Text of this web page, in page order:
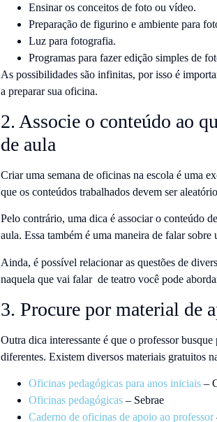
Ensinar os conceitos de foto ou vídeo.
Preparação de figurino e ambiente para
Luz para fotografia.
Programas para fazer edição simples de
As possibilidades são infinitas, por isso é
a preparar sua oficina.
2. Associe o conteúdo ao
de aula
Criar uma semana de oficinas na escola é uma
que os conteúdos trabalhados devem ser
Pelo contrário, uma dica é associar o conteúdo
aula. Essa também é uma maneira de falar
Ainda, é possível relacionar as questões de
naquela que vai falar de teatro você pode
3. Procure por material de
Outra dica interessante é que o professor
diferentes. Existem diversos materiais gratuitos
Oficinas pedagógicas para anos iniciais–
Oficinas pedagógicas– Sebrae
Caderno de oficinas de apoio ao professor